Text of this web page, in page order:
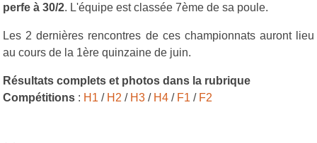
perfe à 30/2. L'équipe est classée 7ème de sa poule.
Les 2 dernières rencontres de ces championnats auront lieu
au cours de la 1ère quinzaine de juin.
Résultats complets et photos dans la rubrique
Compétitions : H1 / H2 / H3 / H4 / F1 / F2